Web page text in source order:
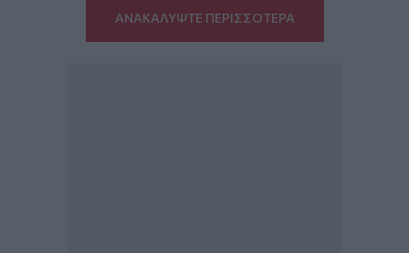
ΑΝΑΚΑΛΥΨΤΕ ΠΕΡΙΣΣΟΤΕΡΑ